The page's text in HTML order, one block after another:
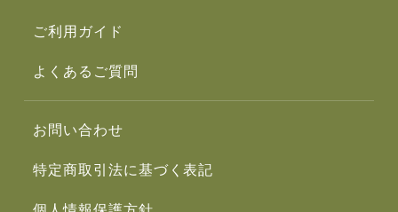
ご利用ガイド
よくあるご質問
お問い合わせ
特定商取引法に基づく表記